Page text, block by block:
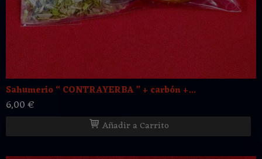
Sahumerio “ CONTRAYERBA ” + carbón +...
6,00 €
Añadir a Carrito